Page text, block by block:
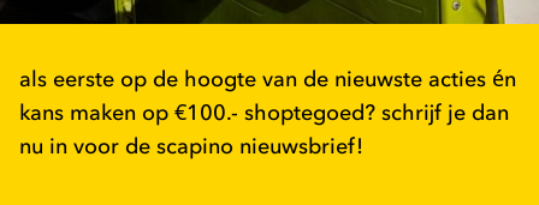
als eerste op de hoogte van de nieuwste acties én
kans maken op €100.- shoptegoed? schrijf je dan
nu in voor de scapino nieuwsbrief!